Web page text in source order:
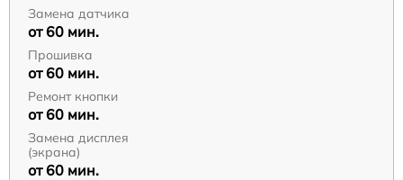
Замена датчика
от 60 мин.
Прошивка
от 60 мин.
Ремонт кнопки
от 60 мин.
Замена дисплея
(экрана)
от 60 мин.